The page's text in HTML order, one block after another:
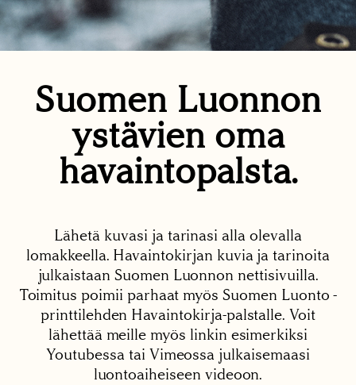
Suomen Luonnon
ystävien oma
havaintopalsta.
Lähetä kuvasi ja tarinasi alla olevalla
lomakkeella. Havaintokirjan kuvia ja tarinoita
julkaistaan Suomen Luonnon nettisivuilla.
Toimitus poimii parhaat myös Suomen Luonto -
printtilehden Havaintokirja-palstalle. Voit
lähettää meille myös linkin esimerkiksi
Youtubessa tai Vimeossa julkaisemaasi
luontoaiheiseen videoon.